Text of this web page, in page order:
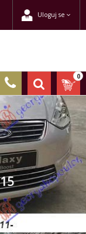
Uloguj se
0